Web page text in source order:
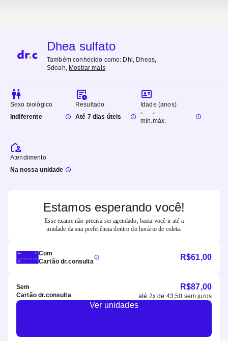
Dhea sulfato
Também conhecido como: Dhl, Dheas,
Sdeah, Mostrar mais
Sexo biológico
Indiferente
Resultado
Até 7 dias úteis
Idade (anos)
-
mín.
-
máx.
Atendimento
Na nossa unidade
Estamos esperando você!
Esse exame não precisa ser agendado, basta você ir até a
unidade da sua preferência dentro do horário de coleta.
Com
Cartão dr.consulta
R$61,00
Sem
Cartão dr.consulta
R$87,00
até 2x de 43,50 sem juros
Ver unidades